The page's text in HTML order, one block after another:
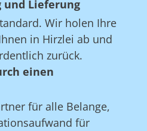
und Lieferung
Wir holen Ihre
in Hirzlei ab und
zurück.
einen
für alle Belange,
für